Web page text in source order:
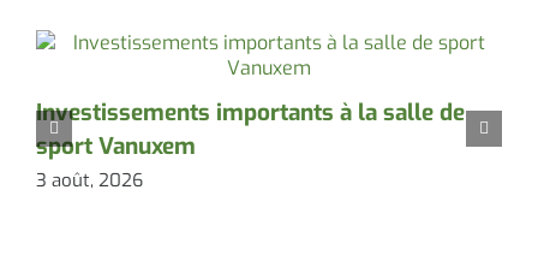
Investissements importants à la salle de
sport Vanuxem
3 août, 2026